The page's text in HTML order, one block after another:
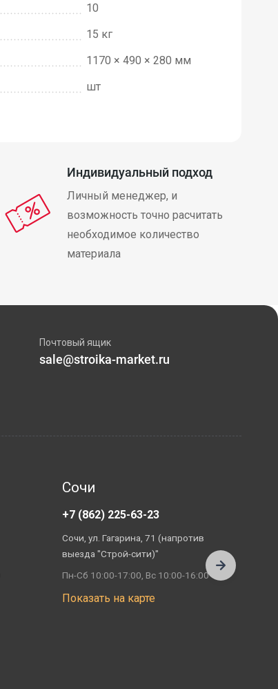
10
15 кг
1170 × 490 × 280 мм
шт
Индивидуальный подход
Личный менеджер, и
возможность точно расчитать
необходимое количество
материала
Почтовый ящик
sale@stroika-market.ru
Сочи
+7 (862) 225-63-23
Сочи, ул. Гагарина, 71 (напротив
выезда "Строй-сити)"
Пн-Сб 10:00-17:00, Вс 10:00-16:00
Показать на карте